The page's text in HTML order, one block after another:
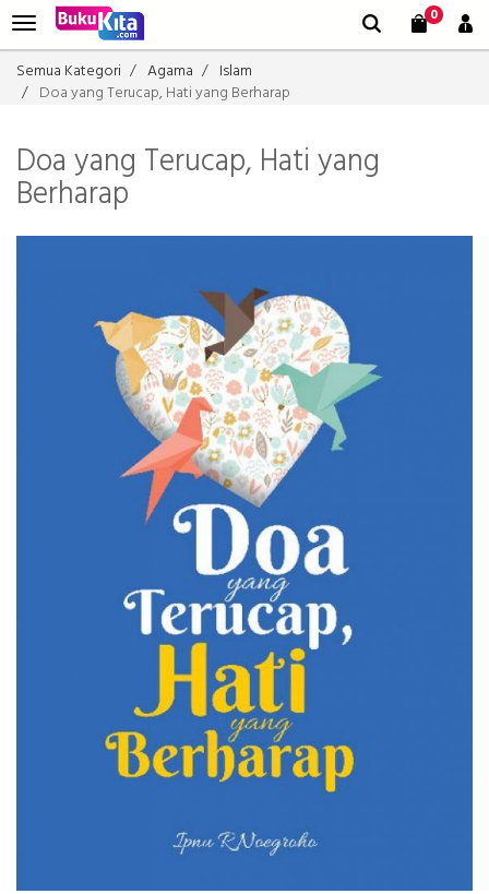
0
Semua Kategori Agama
Islam
Doa yang Terucap, Hati yang Berharap
Doa yang Terucap, Hati yang
Berharap